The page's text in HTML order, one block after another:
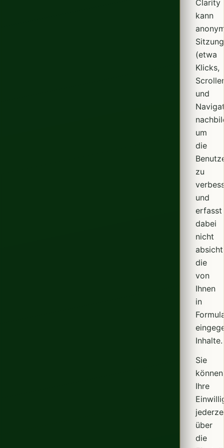
Clarity
kann
(etwa
Klicks,
und
um
die
zu
und
erfasst
dabei
nicht
die
von
Ihnen
in
Inhalte.
Sie
können
Ihre
über
die